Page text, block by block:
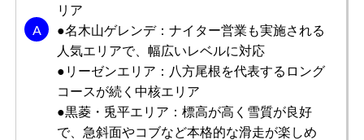
野を利用しています。ここのスキー場は頂上の光景が圧巻
であり、スキーを楽しみながら夕焼けを眺めながら滑走で
きるので最もお気に入りのスキー場の1つです。コースも
わかりやすく、子どもや女性にもおすすめできるコースで
もっと見る
リア
●名木山ゲレンデ：ナイター営業も実施される
人気エリアで、幅広いレベルに対応
●リーゼンエリア：八方尾根を代表するロング
コースが続く中核エリア
●黒菱・兎平エリア：標高が高く雪質が良好
で、急斜面やコブなど本格的な滑走が楽しめ